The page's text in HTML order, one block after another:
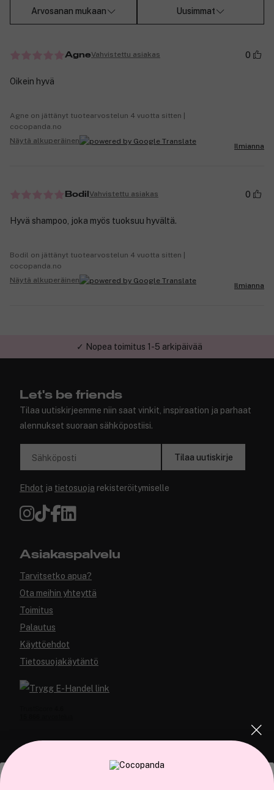
Arvosanan mukaan Uusimmat
AgneVahvistettu asiakas 0
Oikein hyvä
Agne on jättänyt tuotearvostelun 4 vuotta sitten |
cocopanda.no
Näytä alkuperäinen
Ilmianna
Bodil Vahvistettu asiakas 0
Hyvä shampoo, joka myös tuoksuu hyvältä.
Bodil on jättänyt tuotearvostelun 4 vuotta sitten |
cocopanda.no
Näytä alkuperäinen
Ilmianna
✓ Nopea toimitus 1-5 arkipäivää
Let's be friends
Tilaa uutiskirjeemme niin saat vinkit, inspiraation ja parhaat
alennukset suoraan sähköpostiisi.
Sähköposti Tilaa uutiskirje
Ehdot ja tietosuoja rekisteröitymiselle
Asiakaspalvelu
Tarvitsetko apua?
Ota meihin yhteyttä
Toimitus
Palautus
Käyttöehdot
Tietosuojakäytäntö